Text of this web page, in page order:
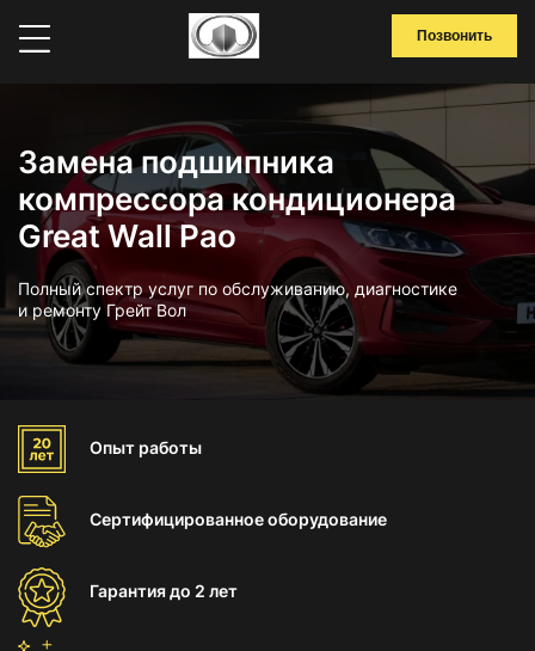
Позвонить
Замена подшипника
компрессора кондиционера
Great Wall Pao
Полный спектр услуг по обслуживанию, диагностике
и ремонту Грейт Вол
Опыт работы
Сертифицированноеоборудование
Гарантиядо 2 лет